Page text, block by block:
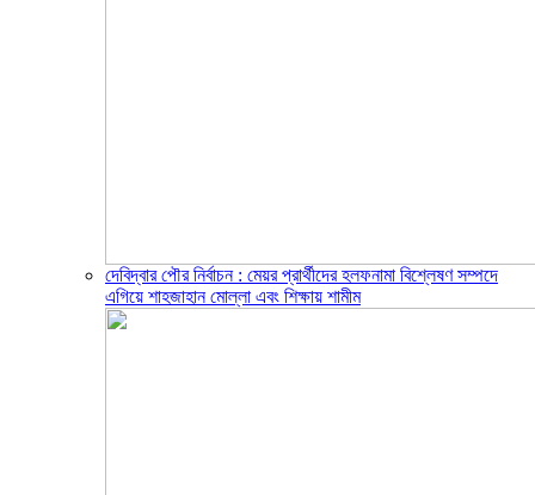
দেবিদ্বার পৌর নির্বাচন : মেয়র প্রার্থীদের হলফনামা বিশ্লেষণ সম্পদে
এগিয়ে শাহজাহান মোল্লা এবং শিক্ষায় শামীম